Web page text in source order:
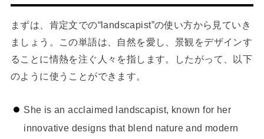
まずは、肯定文での“landscapist”の使い方から見ていき
ましょう。この単語は、自然を愛し、景観をデザインす
ることに情熱を注ぐ人々を指します。したがって、以下
のように使うことができます。
She is an acclaimed landscapist, known for her
innovative designs that blend nature and modern